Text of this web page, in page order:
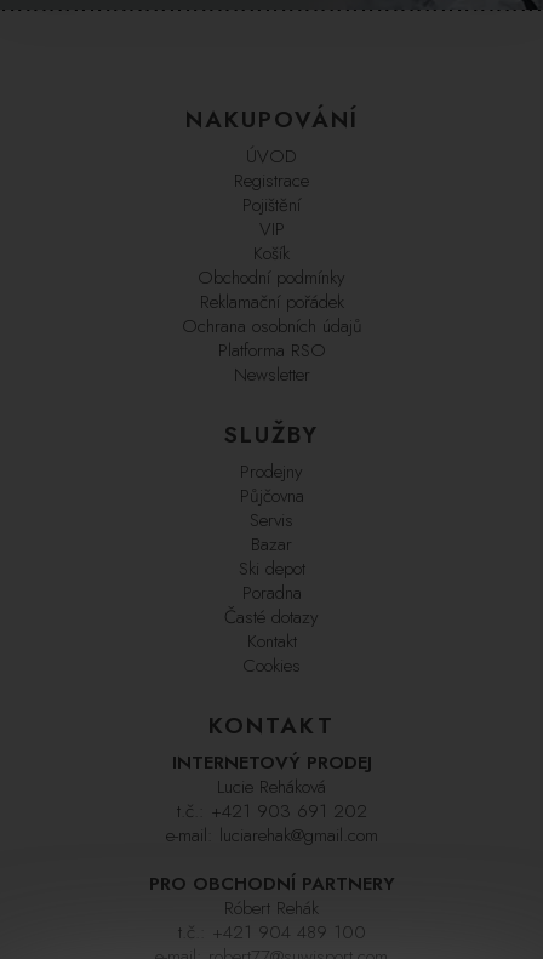
NAKUPOVÁNÍ
ÚVOD
Registrace
Pojištění
VIP
Košík
Obchodní podmínky
Reklamační pořádek
Ochrana osobních údajů
Platforma RSO
Newsletter
SLUŽBY
Prodejny
Půjčovna
Servis
Bazar
Ski depot
Poradna
Časté dotazy
Kontakt
Cookies
KONTAKT
INTERNETOVÝ PRODEJ
Lucie Reháková
t.č.: +421 903 691 202
e-mail: luciarehak@gmail.com
PRO OBCHODNÍ PARTNERY
Róbert Rehák
t.č.:
+421 904 489 100